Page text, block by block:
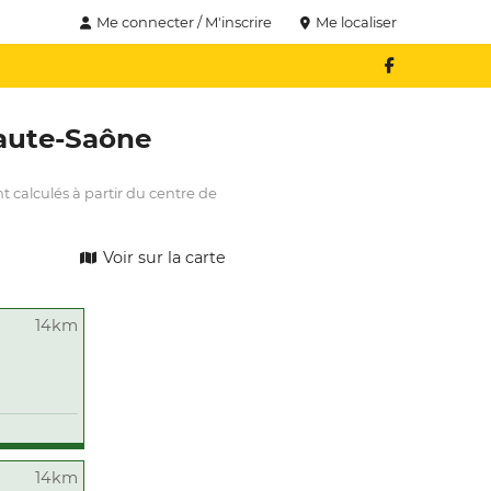
Me connecter / M'inscrire Me localiser
Saône
calculés à partir du centre de
Voir sur la carte
14km
14km